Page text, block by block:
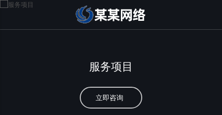
服务项目
立即咨询